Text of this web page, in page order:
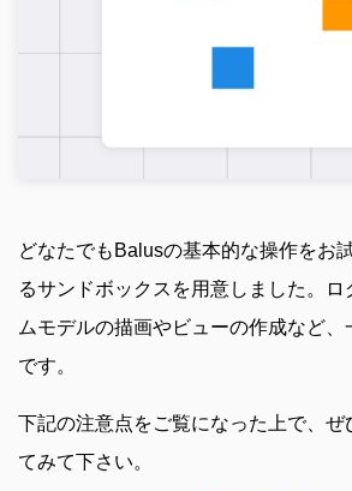
どなたでもBalusの基本的な操作をお
るサンドボックスを用意しました。
ムモデルの描画やビューの作成など
です。
下記の注意点をご覧になった上で、ぜ
てみて下さい。